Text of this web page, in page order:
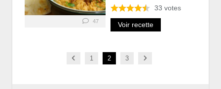
47
33 votes
Voir recette
Previous
1 2 3 Next